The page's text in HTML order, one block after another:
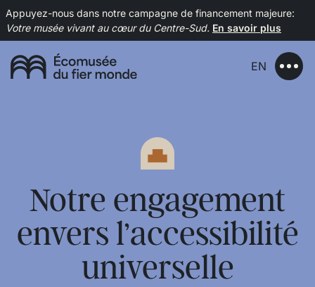
Appuyez-nous dans notre campagne de financement majeure:
Votre musée vivant au cœur du Centre-Sud. En savoir plus
EN
Notre engagement
envers l’accessibilité
universelle